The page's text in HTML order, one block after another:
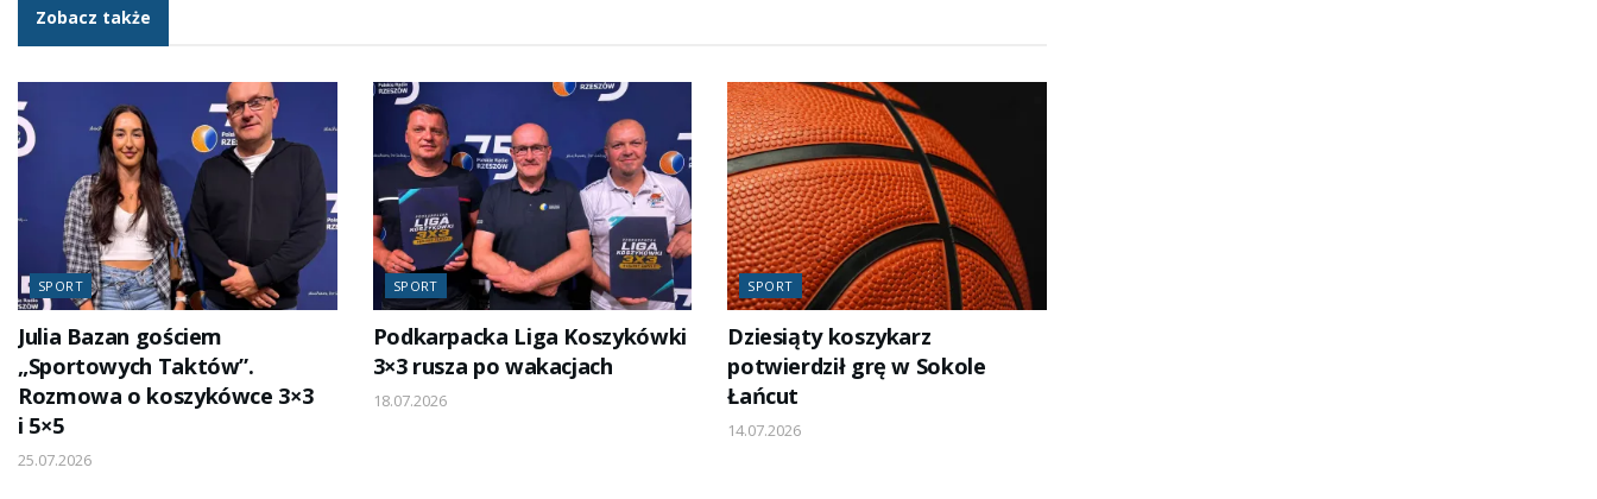
Zobacz także
SPORT
Julia Bazan gościem
„Sportowych Taktów”.
Rozmowa o koszykówce 3×3
i 5×5
25.07.2026
SPORT
Podkarpacka Liga Koszykówki
3×3 rusza po wakacjach
18.07.2026
SPORT
Dziesiąty koszykarz
potwierdził grę w Sokole
Łańcut
14.07.2026